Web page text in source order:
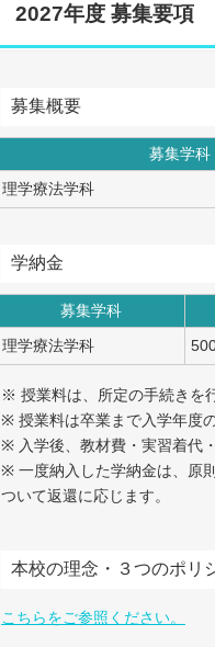
2027年度 募集要項
募集概要
募集学科
理学療法学科
学納金
募集学科
理学療法学科
※ 授業料は、所定の手続きを
※ 授業料は卒業まで入学年度
※ 入学後、教材費・実習着代
※ 一度納入した学納金は、原
ついて返還に応じます。
本校の理念・３つのポリ
こちらをご参照ください。